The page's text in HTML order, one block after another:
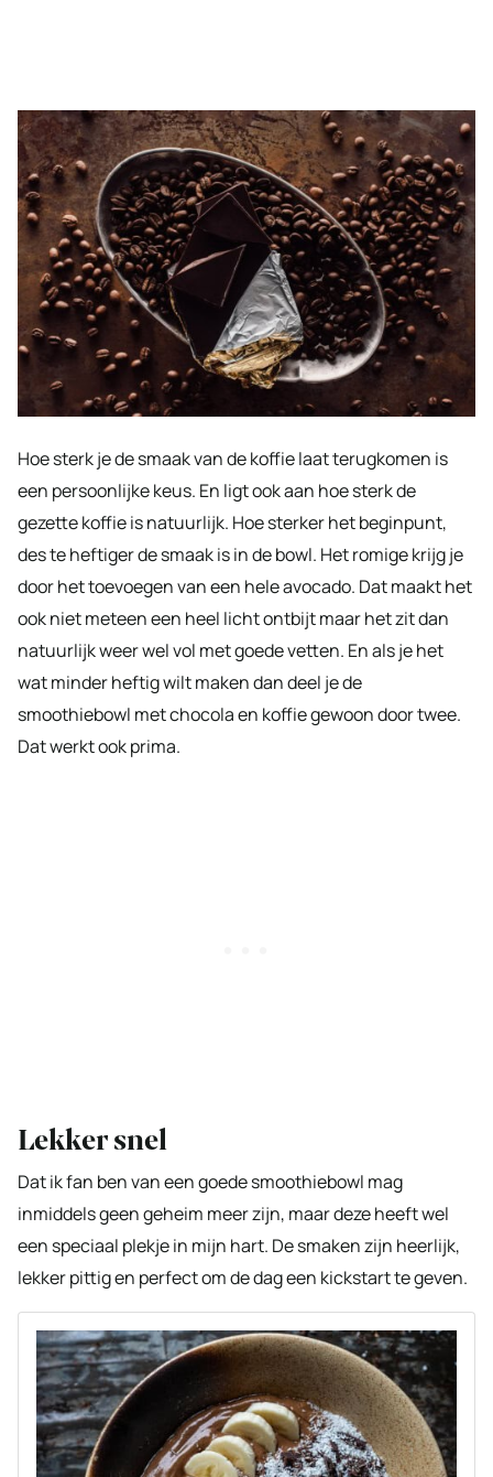
Hoe sterk je de smaak van de koffie laat terugkomen is
een persoonlijke keus. En ligt ook aan hoe sterk de
gezette koffie is natuurlijk. Hoe sterker het beginpunt,
des te heftiger de smaak is in de bowl. Het romige krijg je
door het toevoegen van een hele avocado. Dat maakt het
ook niet meteen een heel licht ontbijt maar het zit dan
natuurlijk weer wel vol met goede vetten. En als je het
wat minder heftig wilt maken dan deel je de
smoothiebowl met chocola en koffie gewoon door twee.
Dat werkt ook prima.
Lekker snel
Dat ik fan ben van een goede smoothiebowl mag
inmiddels geen geheim meer zijn, maar deze heeft wel
een speciaal plekje in mijn hart. De smaken zijn heerlijk,
lekker pittig en perfect om de dag een kickstart te geven.